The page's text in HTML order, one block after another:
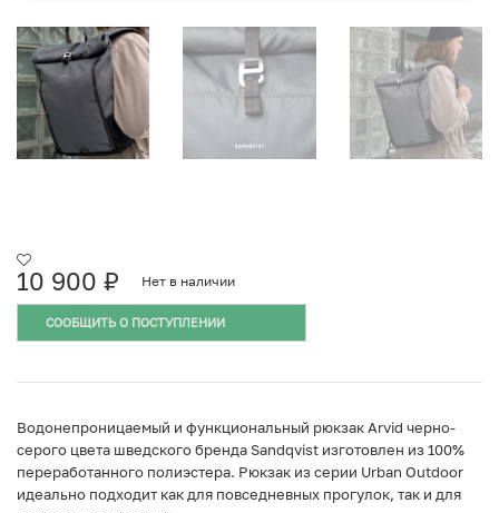
10 900 ₽ Нет в наличии
СООБЩИТЬ О ПОСТУПЛЕНИИ
Водонепроницаемый и функциональный рюкзак Arvid черно-
серого цвета шведского бренда Sandqvist изготовлен из 100%
переработанного полиэстера. Рюкзак из серии Urban Outdoor
идеально подходит как для повседневных прогулок, так и для